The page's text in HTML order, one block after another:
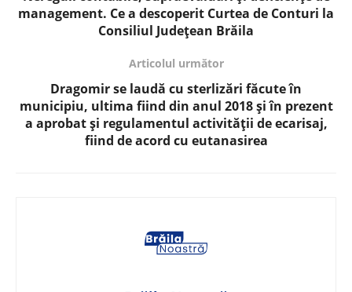
management. Ce a descoperit Curtea de Conturi la
Consiliul Județean Brăila
Articolul următor
Dragomir se laudă cu sterlizări făcute în
municipiu, ultima fiind din anul 2018 și în prezent
a aprobat și regulamentul activității de ecarisaj,
fiind de acord cu eutanasirea